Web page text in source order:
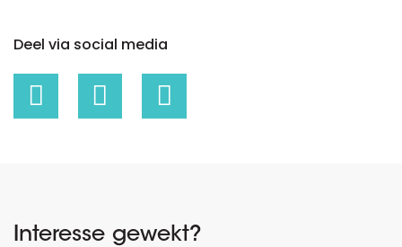
Deel via social media
Interesse gewekt?